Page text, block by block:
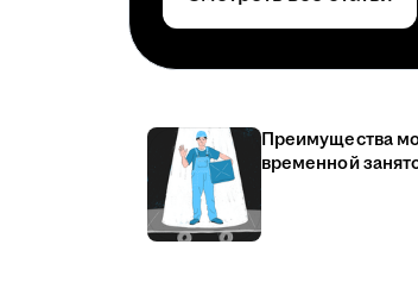
Преимущества
временной